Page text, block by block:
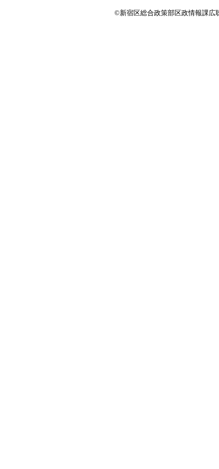
©新宿区総合政策部区政情報課広